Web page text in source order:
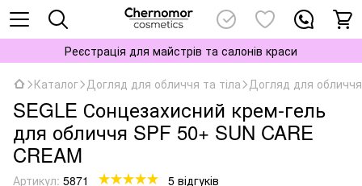
Реєстрація для майстрів та салонів краси
Каталог Догляд для обличчя та тіла Догляд для обличчя
SEGLE Сонцезахисний крем-гель
для обличчя SPF 50+ SUN CARE
CREAM
Артикул: 5871 5 відгуків